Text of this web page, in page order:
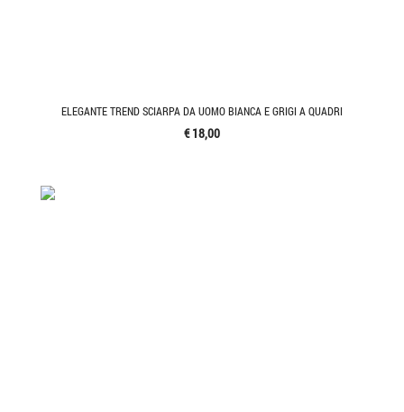
ELEGANTE TREND SCIARPA DA UOMO BIANCA E GRIGI A QUADRI
€ 18,00